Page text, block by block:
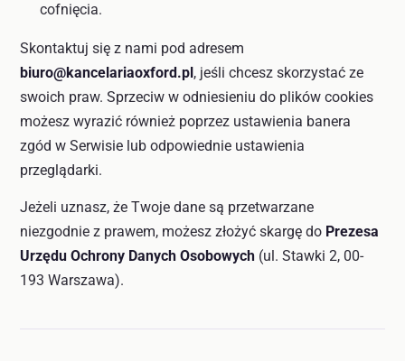
cofnięcia.
Skontaktuj się z nami pod adresem
biuro@kancelariaoxford.pl , jeśli chcesz skorzystać ze
swoich praw. Sprzeciw w odniesieniu do plików cookies
możesz wyrazić również poprzez ustawienia banera
zgód w Serwisie lub odpowiednie ustawienia
przeglądarki.
Jeżeli uznasz, że Twoje dane są przetwarzane
niezgodnie z prawem, możesz złożyć skargę do Prezesa
Urzędu Ochrony Danych Osobowych (ul. Stawki 2, 00-
193 Warszawa).